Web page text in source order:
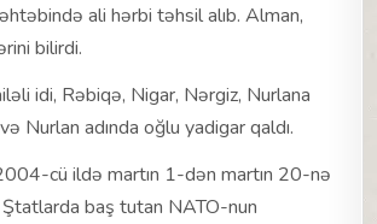
ali hərbi təhsil alıb. Alman,
bilirdi.
idi, Rəbiqə, Nigar, Nərgiz, Nurlana
və Nurlan adında oğlu yadigar qaldı.
cü ildə martın 1-dən martın 20-nə
baş tutan NATO-nun